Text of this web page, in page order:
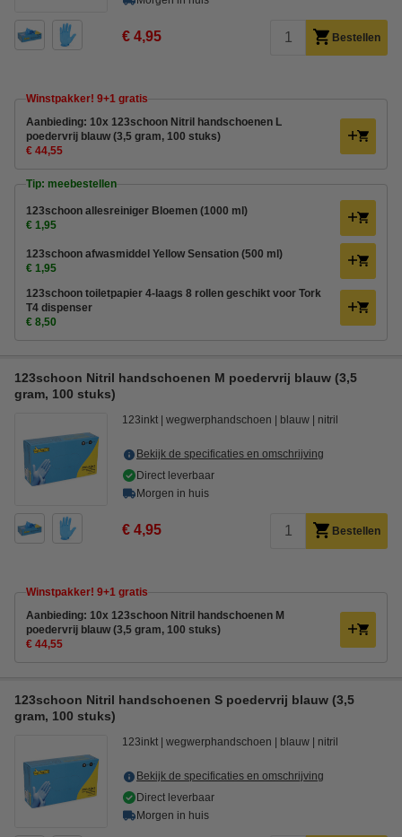
€ 4,95 Bestellen
Winstpakker! 9+1 gratis
Aanbieding: 10x 123schoon Nitril handschoenen L
poedervrij blauw (3,5 gram, 100 stuks)
€ 44,55
Tip: meebestellen
123schoon allesreiniger Bloemen (1000 ml)
€ 1,95
123schoon afwasmiddel Yellow Sensation (500 ml)
€ 1,95
123schoon toiletpapier 4-laags 8 rollen geschikt voor Tork
T4 dispenser
€ 8,50
123schoon Nitril handschoenen M poedervrij blauw (3,5
gram, 100 stuks)
123inkt wegwerphandschoen blauw nitril
Bekijk de specificaties en omschrijving
Direct leverbaar
Morgen in huis
€ 4,95 Bestellen
Winstpakker! 9+1 gratis
Aanbieding: 10x 123schoon Nitril handschoenen M
poedervrij blauw (3,5 gram, 100 stuks)
€ 44,55
123schoon Nitril handschoenen S poedervrij blauw (3,5
gram, 100 stuks)
123inkt wegwerphandschoen blauw nitril
Bekijk de specificaties en omschrijving
Direct leverbaar
Morgen in huis